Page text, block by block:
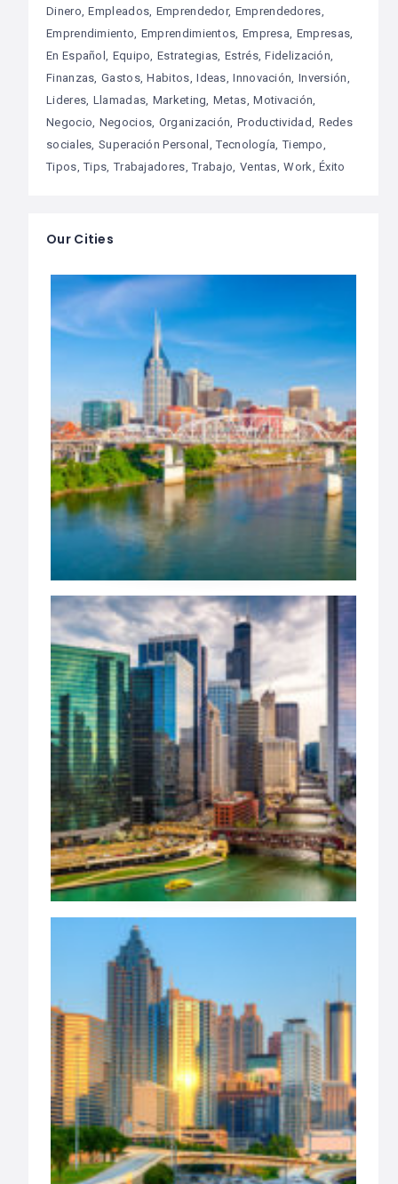
Dinero Empleados Emprendedor Emprendedores
Emprendimiento Emprendimientos Empresa Empresas
En Español Equipo Estrategias Estrés Fidelización
Finanzas Gastos Habitos Ideas Innovación Inversión
Lideres Llamadas Marketing Metas Motivación
Negocio Negocios Organización Productividad Redes
sociales Superación Personal Tecnología Tiempo
Tipos Tips Trabajadores Trabajo Ventas Work Éxito
Our Cities